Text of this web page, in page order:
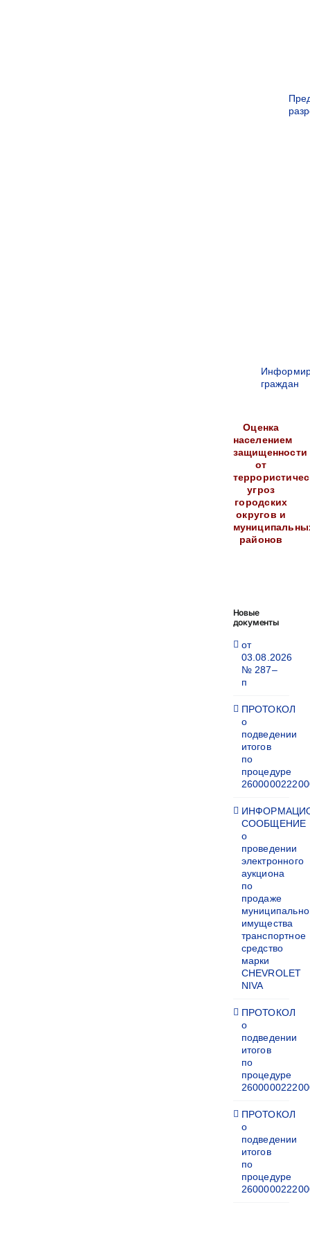
граждан
Оценка
населением
защищенности
от
угроз
городских
округов и
районов
Новые
документы
от
03.08.2026
№ 287–
п
ПРОТОКОЛ
о
подведении
итогов
по
процедуре
СООБЩЕНИЕ
о
проведении
электронного
аукциона
по
продаже
имущества
транспортное
средство
марки
CHEVROLET
NIVA
ПРОТОКОЛ
о
подведении
итогов
по
процедуре
ПРОТОКОЛ
о
подведении
итогов
по
процедуре